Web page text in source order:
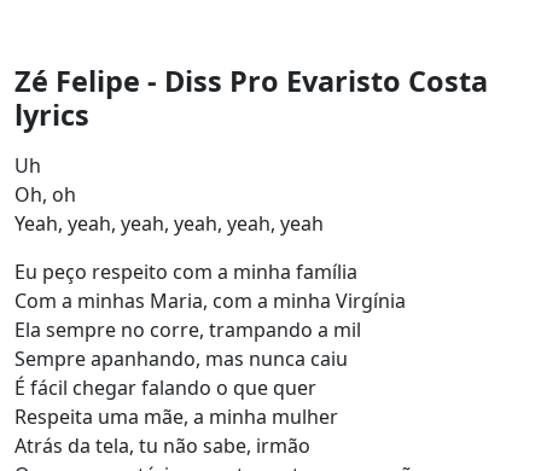
Zé Felipe - Diss Pro Evaristo Costa
lyrics
Uh
Oh, oh
Yeah, yeah, yeah, yeah, yeah, yeah
Eu peço respeito com a minha família
Com a minhas Maria, com a minha Virgínia
Ela sempre no corre, trampando a mil
Sempre apanhando, mas nunca caiu
É fácil chegar falando o que quer
Respeita uma mãe, a minha mulher
Atrás da tela, tu não sabe, irmão